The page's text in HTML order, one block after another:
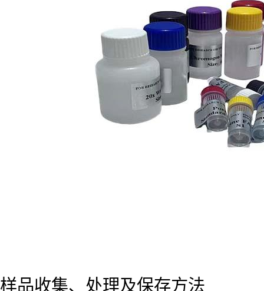
样品收集、处理及保存方法